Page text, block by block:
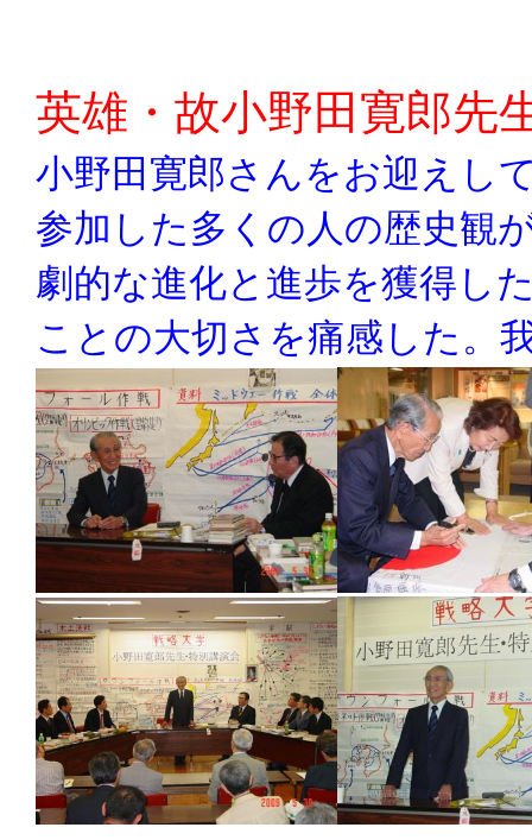
英雄・故小野田寛郎先
小野田寛郎さんをお迎えし
参加した多くの人の歴史観
劇的な進化と進歩を獲得し
ことの大切さを痛感した。